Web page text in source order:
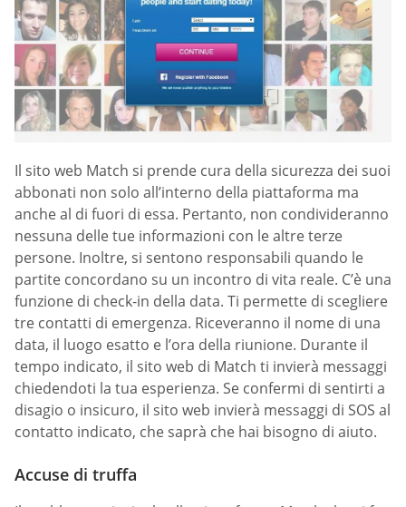
Il sito web Match si prende cura della sicurezza dei suoi
abbonati non solo all’interno della piattaforma ma
anche al di fuori di essa. Pertanto, non condivideranno
nessuna delle tue informazioni con le altre terze
persone. Inoltre, si sentono responsabili quando le
partite concordano su un incontro di vita reale. C’è una
funzione di check-in della data. Ti permette di scegliere
tre contatti di emergenza. Riceveranno il nome di una
data, il luogo esatto e l’ora della riunione. Durante il
tempo indicato, il sito web di Match ti invierà messaggi
chiedendoti la tua esperienza. Se confermi di sentirti a
disagio o insicuro, il sito web invierà messaggi di SOS al
contatto indicato, che saprà che hai bisogno di aiuto.
Accuse di truffa